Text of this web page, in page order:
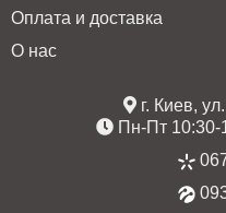
Оплата и доставка
О нас
г. Киев,
Пн-Пт 10:30-